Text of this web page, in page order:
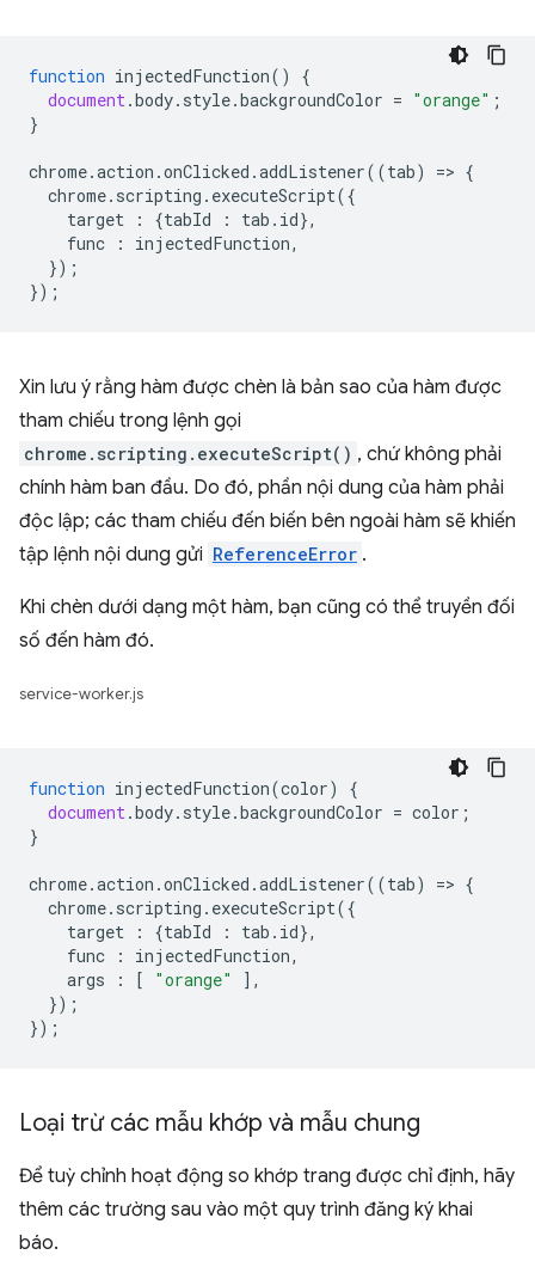
function injectedFunction()
{
document.body. style.backgroundColor = "orange" ;
}
chrome.action .onClicked .addListener((tab) => {
chrome. scripting . executeScript({
target
: {tabId : tab . id},
func
: injectedFunction,
});
});
Xin lưu ý rằng hàm được chèn là bản sao của hàm được
tham chiếu trong lệnh gọi
chrome.scripting.executeScript() , chứ không phải
chính hàm ban đầu. Do đó, phần nội dung của hàm phải
độc lập; các tham chiếu đến biến bên ngoài hàm sẽ khiến
tập lệnh nội dung gửi ReferenceError .
Khi chèn dưới dạng một hàm, bạn cũng có thể truyền đối
số đến hàm đó.
service-worker.js
function injectedFunction(color)
{
document.body. style.backgroundColor = color ;
}
chrome.action .onClicked .addListener((tab) => {
chrome. scripting . executeScript({
target
: {tabId : tab . id},
func
: injectedFunction,
args
: [ "orange"
],
});
});
Loại trừ các mẫu khớp và mẫu chung
Để tuỳ chỉnh hoạt động so khớp trang được chỉ định, hãy
thêm các trường sau vào một quy trình đăng ký khai
báo.